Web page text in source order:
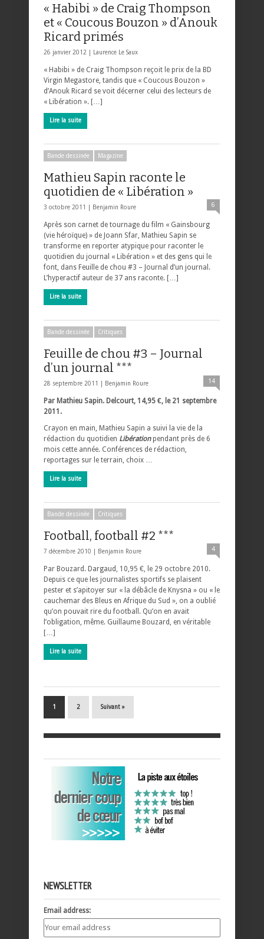
« Habibi » de Craig Thompson
et « Coucous Bouzon » d’Anouk
Ricard primés
26 janvier 2012 | Laurence Le Saux
« Habibi » de Craig Thompson reçoit le prix de la BD
Virgin Megastore, tandis que « Coucous Bouzon »
d’Anouk Ricard se voit décerner celui des lecteurs de
« Libération ». […]
Lire la suite
Bande dessinée Magazine
Mathieu Sapin raconte le
quotidien de « Libération »
3 octobre 2011 | Benjamin Roure 6
Après son carnet de tournage du film « Gainsbourg
(vie héroïque) » de Joann Sfar, Mathieu Sapin se
transforme en reporter atypique pour raconter le
quotidien du journal « Libération » et des gens qui le
font, dans Feuille de chou #3 – Journal d’un journal.
L’hyperactif auteur de 37 ans raconte. […]
Lire la suite
Bande dessinée Critiques
Feuille de chou #3 – Journal
d’un journal ***
28 septembre 2011 | Benjamin Roure 14
Par Mathieu Sapin. Delcourt, 14,95 €, le 21 septembre
2011.
Crayon en main, Mathieu Sapin a suivi la vie de la
rédaction du quotidien Libérationpendant près de 6
mois cette année. Conférences de rédaction,
reportages sur le terrain, choix …
Lire la suite
Bande dessinée Critiques
Football, football #2 ***
7 décembre 2010 | Benjamin Roure 4
Par Bouzard. Dargaud, 10,95 €, le 29 octobre 2010.
Depuis ce que les journalistes sportifs se plaisent
pester et s’apitoyer sur « la débâcle de Knysna » ou « le
cauchemar des Bleus en Afrique du Sud », on a oublié
qu’on pouvait rire du football. Qu’on en avait
l’obligation, même. Guillaume Bouzard, en véritable
[…]
Lire la suite
1 2 Suivant »
NEWSLETTER
Email address: